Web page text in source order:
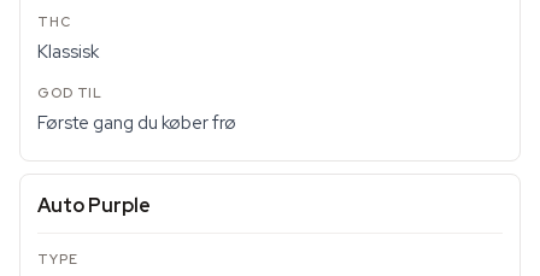
Klassisk
Første gang du køber frø
Auto Purple